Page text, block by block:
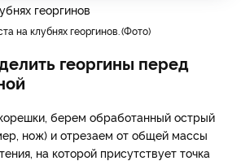
на клубнях георгинов. Фото
георгины перед
берем обработанный острый
нож) и отрезаем от общей массы
на которой присутствует точка